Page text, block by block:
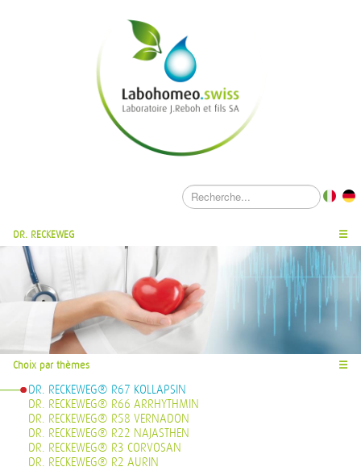
DR. RECKEWEG ☰
Choix par thèmes ☰
DR. RECKEWEG® R67 KOLLAPSIN
DR. RECKEWEG® R66 ARRHYTHMIN
DR. RECKEWEG® R58 VERNADON
DR. RECKEWEG® R22 NAJASTHEN
DR. RECKEWEG® R3 CORVOSAN
DR. RECKEWEG® R2 AURIN